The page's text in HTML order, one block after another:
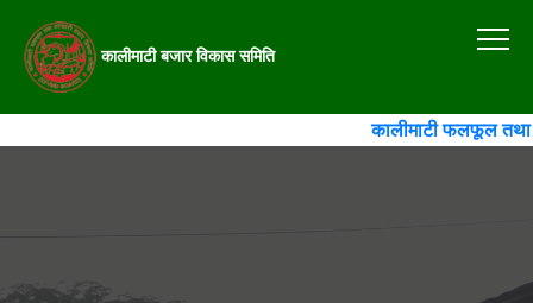
कालीमाटी बजार विकास समिति
कालीमाटी फलफूल तथा